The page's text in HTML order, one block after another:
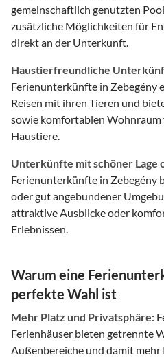
gemeinschaftlich genutzten
zusätzliche Möglichkeiten für
direkt an der Unterkunft.
Haustierfreundliche
Ferienunterkünfte in Zebegény
Reisen mit ihren Tieren und
sowie komfortablen Wohnraum
Haustiere.
Unterkünfte mit schöner Lage
Ferienunterkünfte in Zebegény
oder gut angebundener
attraktive Ausblicke oder
Erlebnissen.
Warum eine
perfekte Wahl ist
Mehr Platz und Privatsphäre:
Ferienhäuser bieten getrennte
Außenbereiche und damit mehr